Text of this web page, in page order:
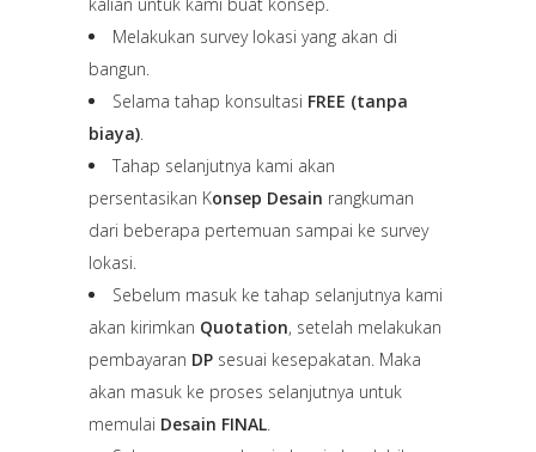
Melakukan survey lokasi yang akan di
bangun.
Selama tahap konsultasi FREE (tanpa
biaya).
Tahap selanjutnya kami akan
persentasikan Konsep Desain rangkuman
dari beberapa pertemuan sampai ke survey
lokasi.
Sebelum masuk ke tahap selanjutnya kami
akan kirimkan Quotation, setelah melakukan
pembayaran DP sesuai kesepakatan. Maka
akan masuk ke proses selanjutnya untuk
memulai Desain FINAL.